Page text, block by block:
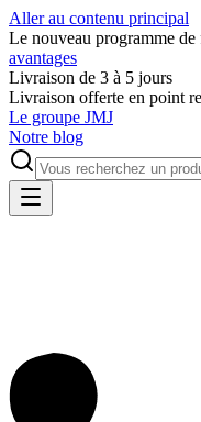
Aller au contenu principal
Le nouveau programme
avantages
Livraison de 3 à 5 jours
Livraison offerte en point
Le groupe JMJ
Notre blog